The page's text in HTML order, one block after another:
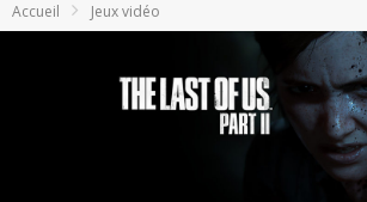
« Le Béton et le Bambou / Propositions pour Mayotte et le Monde. » - Améliorations !
Star Fox
PsyRiver 2026 : la magie revient sur les rives de l’Aar
Accueil Jeux vidéo